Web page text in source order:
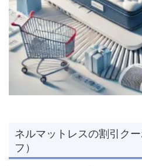
ネルマットレスの割引ク
フ）